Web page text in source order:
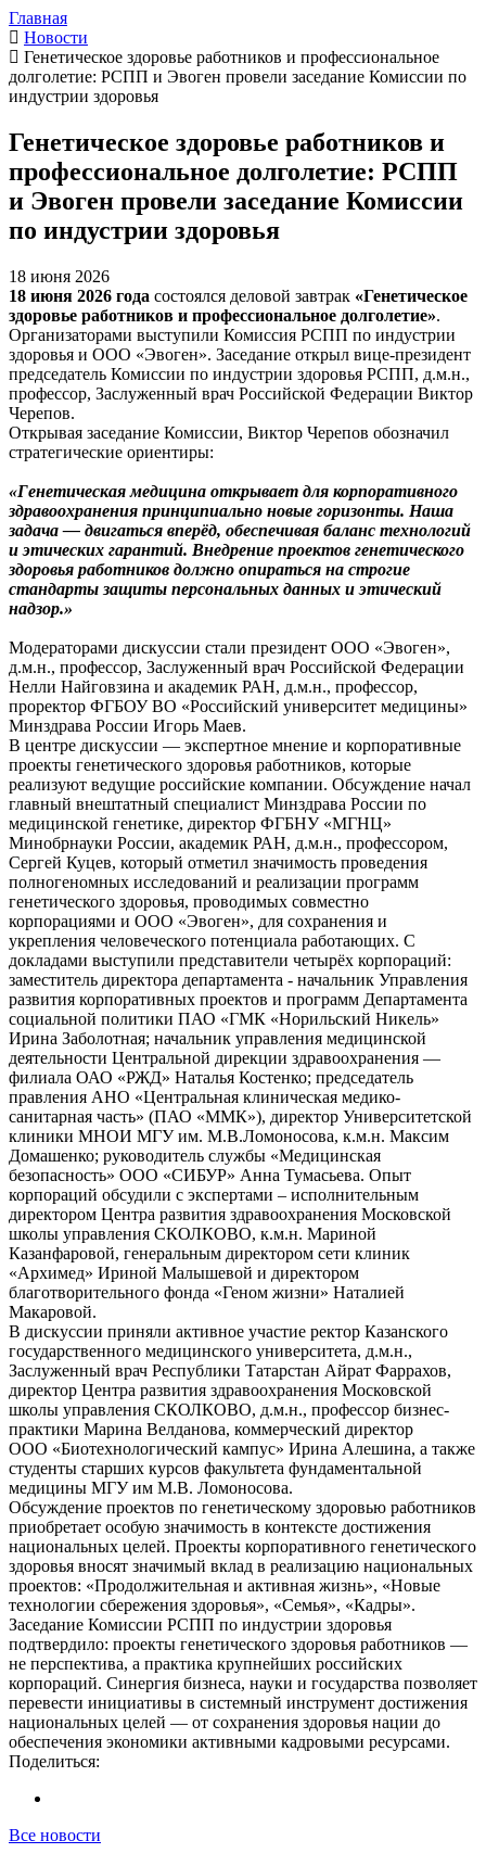
Главная
Новости
Генетическое здоровье работников и профессиональное
долголетие: РСПП и Эвоген провели заседание Комиссии по
индустрии здоровья
Генетическое здоровье работников и
профессиональное долголетие: РСПП
и Эвоген провели заседание Комиссии
по индустрии здоровья
18 июня 2026
18 июня 2026 года состоялся деловой завтрак «Генетическое
здоровье работников и профессиональное долголетие».
Организаторами выступили Комиссия РСПП по индустрии
здоровья и ООО «Эвоген». Заседание открыл вице-президент
председатель Комиссии по индустрии здоровья РСПП, д.м.н.,
профессор, Заслуженный врач Российской Федерации Виктор
Черепов.
Открывая заседание Комиссии, Виктор Черепов обозначил
стратегические ориентиры:
«Генетическая медицина открывает для корпоративного
здравоохранения принципиально новые горизонты. Наша
задача — двигаться вперёд, обеспечивая баланс технологий
и этических гарантий. Внедрение проектов генетического
здоровья работников должно опираться на строгие
стандарты защиты персональных данных и этический
надзор.»
Модераторами дискуссии стали президент ООО «Эвоген»,
д.м.н., профессор, Заслуженный врач Российской Федерации
Нелли Найговзина и академик РАН, д.м.н., профессор,
проректор ФГБОУ ВО «Российский университет медицины»
Минздрава России Игорь Маев.
В центре дискуссии — экспертное мнение и корпоративные
проекты генетического здоровья работников, которые
реализуют ведущие российские компании. Обсуждение начал
главный внештатный специалист Минздрава России по
медицинской генетике, директор ФГБНУ «МГНЦ»
Минобрнауки России, академик РАН, д.м.н., профессором,
Сергей Куцев, который отметил значимость проведения
полногеномных исследований и реализации программ
генетического здоровья, проводимых совместно
корпорациями и ООО «Эвоген», для сохранения и
укрепления человеческого потенциала работающих. С
докладами выступили представители четырёх корпораций:
заместитель директора департамента - начальник Управления
развития корпоративных проектов и программ Департамента
социальной политики ПАО «ГМК «Норильский Никель»
Ирина Заболотная; начальник управления медицинской
деятельности Центральной дирекции здравоохранения —
филиала ОАО «РЖД» Наталья Костенко; председатель
правления АНО «Центральная клиническая медико-
санитарная часть» (ПАО «ММК»), директор Университетской
клиники МНОИ МГУ им. М.В.Ломоносова, к.м.н. Максим
Домашенко; руководитель службы «Медицинская
безопасность» ООО «СИБУР» Анна Тумасьева. Опыт
корпораций обсудили с экспертами – исполнительным
директором Центра развития здравоохранения Московской
школы управления СКОЛКОВО, к.м.н. Мариной
Казанфаровой, генеральным директором сети клиник
«Архимед» Ириной Малышевой и директором
благотворительного фонда «Геном жизни» Наталией
Макаровой.
В дискуссии приняли активное участие ректор Казанского
государственного медицинского университета, д.м.н.,
Заслуженный врач Республики Татарстан Айрат Фаррахов,
директор Центра развития здравоохранения Московской
школы управления СКОЛКОВО, д.м.н., профессор бизнес-
практики Марина Велданова, коммерческий директор
ООО «Биотехнологический кампус» Ирина Алешина, а также
студенты старших курсов факультета фундаментальной
медицины МГУ им М.В. Ломоносова.
Обсуждение проектов по генетическому здоровью работников
приобретает особую значимость в контексте достижения
национальных целей. Проекты корпоративного генетического
здоровья вносят значимый вклад в реализацию национальных
проектов: «Продолжительная и активная жизнь», «Новые
технологии сбережения здоровья», «Семья», «Кадры».
Заседание Комиссии РСПП по индустрии здоровья
подтвердило: проекты генетического здоровья работников —
не перспектива, а практика крупнейших российских
корпораций. Синергия бизнеса, науки и государства позволяет
перевести инициативы в системный инструмент достижения
национальных целей — от сохранения здоровья нации до
обеспечения экономики активными кадровыми ресурсами.
Поделиться:
Все новости